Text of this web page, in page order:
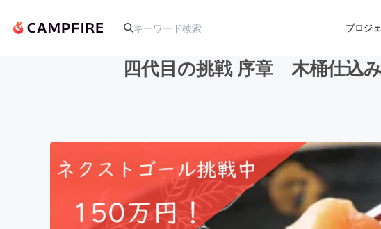
プロジ
アート・写真
テクノロジー・ガジェット ゲーム・サ
四代目の挑戦 序章 木桶仕込